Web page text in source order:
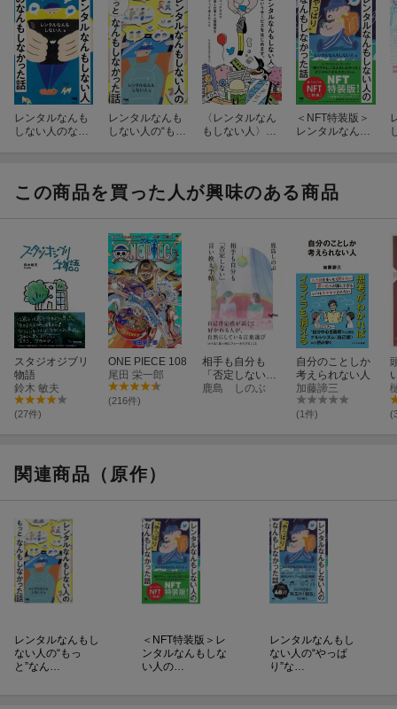
レンタルなんも
しない人のなん
レンタルなんも
しない人の“もっ
〈レンタルなん
もしない人〉と
＜NFT特装版＞
レンタルなんも
この商品を買った人が興味のある商品
スタジオジブリ
物語
鈴木 敏夫
(27件)
ONE PIECE 108
尾田 栄一郎
(216件)
相手も自分も
「否定しない」
言い換え手帖
鹿島 しのぶ
自分のことしか
考えられない人
加藤諦三
(1件)
関連商品（原作）
レンタルなんもし
ない人の“もっ
と”なん…
＜NFT特装版＞レ
ンタルなんもしな
い人の…
レンタルなんもし
ない人の“やっぱ
り”な…